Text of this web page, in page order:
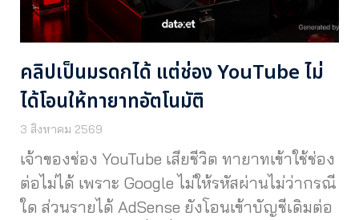
คลิปเป็นมรดกได้ แต่ช่อง YouTube ไม่
ได้โอนให้ทายาทอัตโนมัติ
3 สิงหาคม 2569
เจ้าของช่อง YouTube เสียชีวิต ทายาทเข้าใช้ช่อง
ต่อไม่ได้ เพราะ Google ไม่ให้รหัสผ่านไม่ว่ากรณี
ใด ส่วนรายได้ AdSense ยังโอนเข้าบัญชีเดิมต่อ